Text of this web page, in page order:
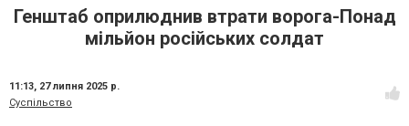
Генштаб оприлюднив втрати ворога-Понад
мільйон російських солдат
11:13, 27 липня 2025 р.
Суспільство